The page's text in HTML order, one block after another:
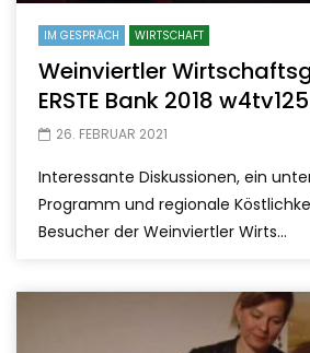
IM GESPRÄCH WIRTSCHAFT
Weinviertler
ERSTE Bank 2018 w4tv125
26. FEBRUAR 2021
Interessante Diskussionen, ein
Programm und regionale
Besucher der Weinviertler Wirts...